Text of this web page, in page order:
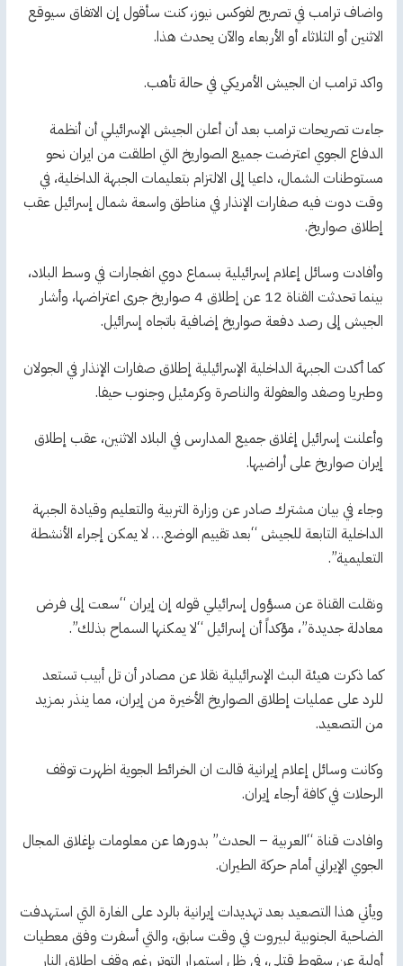
واضاف ترامب في تصريح لفوكس نيوز، كنت سأقول إن الاتفاق سيوقع
الاثنين أو الثلاثاء أو الأربعاء والآن يحدث هذا.
واكد ترامب ان الجيش الأمريكي في حالة تأهب.
جاءت تصريحات ترامب بعد أن أعلن الجيش الإسرائيلي أن أنظمة
الدفاع الجوي اعترضت جميع الصواريخ التي اطلقت من ايران نحو
مستوطنات الشمال، داعيا إلى الالتزام بتعليمات الجبهة الداخلية، في
وقت دوت فيه صفارات الإنذار في مناطق واسعة شمال إسرائيل عقب
إطلاق صواريخ.
وأفادت وسائل إعلام إسرائيلية بسماع دوي انفجارات في وسط البلاد،
بينما تحدثت القناة 12 عن إطلاق 4 صواريخ جرى اعتراضها، وأشار
الجيش إلى رصد دفعة صواريخ إضافية باتجاه إسرائيل.
كما أكدت الجبهة الداخلية الإسرائيلية إطلاق صفارات الإنذار في الجولان
وطبريا وصفد والعفولة والناصرة وكرمئيل وجنوب حيفا.
وأعلنت إسرائيل إغلاق جميع المدارس في البلاد الاثنين، عقب إطلاق
إيران صواريخ على أراضيها.
وجاء في بيان مشترك صادر عن وزارة التربية والتعليم وقيادة الجبهة
الداخلية التابعة للجيش “بعد تقييم الوضع… لا يمكن إجراء الأنشطة
التعليمية”.
ونقلت القناة عن مسؤول إسرائيلي قوله إن إيران “سعت إلى فرض
معادلة جديدة”، مؤكداً أن إسرائيل “لا يمكنها السماح بذلك”.
كما ذكرت هيئة البث الإسرائيلية نقلا عن مصادر أن تل أبيب تستعد
للرد على عمليات إطلاق الصواريخ الأخيرة من إيران، مما ينذر بمزيد
من التصعيد.
وكانت وسائل إعلام إيرانية قالت ان الخرائط الجوية اظهرت توقف
الرحلات في كافة أرجاء إيران.
وافادت قناة “العربية – الحدث” بدورها عن معلومات بإغلاق المجال
الجوي الإيراني أمام حركة الطيران.
ويأتي هذا التصعيد بعد تهديدات إيرانية بالرد على الغارة التي استهدفت
الضاحية الجنوبية لبيروت في وقت سابق، والتي أسفرت وفق معطيات
أولية عن سقوط قتلى، في ظل استمرار التوتر رغم وقف إطلاق النار